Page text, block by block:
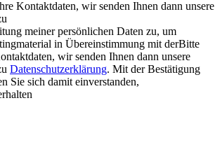
Kontaktdaten, wir senden Ihnen dann unsere
meiner persönlichen Daten zu, um
in Übereinstimmung mit derBitte
wir senden Ihnen dann unsere
Datenschutzerklärung. Mit der Bestätigung
Sie sich damit einverstanden,